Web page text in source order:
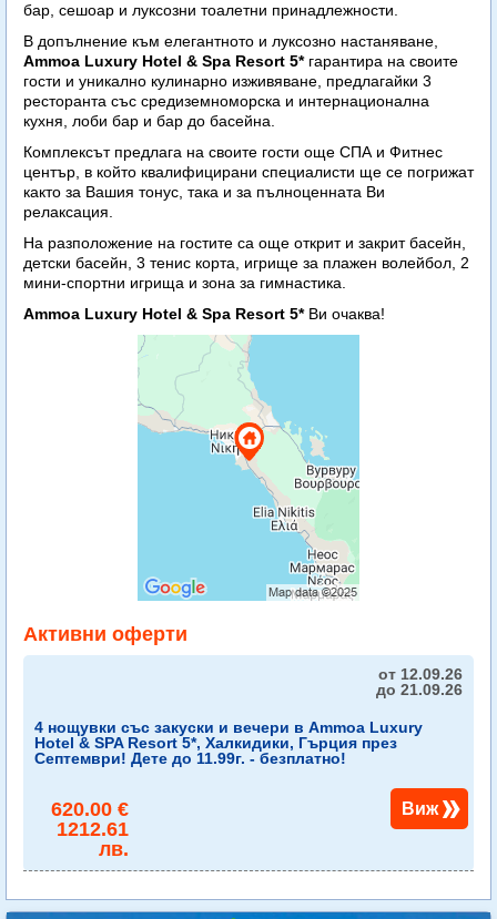
бар, сешоар и луксозни тоалетни принадлежности.
В допълнение към елегантното и луксозно настаняване,
Ammoa Luxury Hotel & Spa Resort 5*гарантира на своите
гости и уникално кулинарно изживяване, предлагайки 3
ресторанта със средиземноморска и интернационална
кухня, лоби бар и бар до басейна.
Комплексът предлага на своите гости още СПА и Фитнес
център, в който квалифицирани специалисти ще се погрижат
както за Вашия тонус, така и за пълноценната Ви
релаксация.
На разположение на гостите са още открит и закрит басейн,
детски басейн, 3 тенис корта, игрище за плажен волейбол, 2
мини-спортни игрища и зона за гимнастика.
Ammoa Luxury Hotel & Spa Resort 5*Ви очаква!
Активни оферти
от 12.09.26
до 21.09.26
4 нощувки със закуски и вечери в Ammoa Luxury
Hotel & SPA Resort 5*, Халкидики, Гърция през
Септември! Дете до 11.99г. - безплатно!
620.00 €
1212.61
лв.
Виж